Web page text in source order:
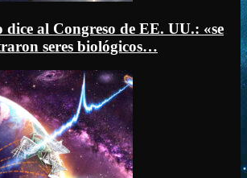
dice al Congreso de EE. UU.: «se
seres biológicos…